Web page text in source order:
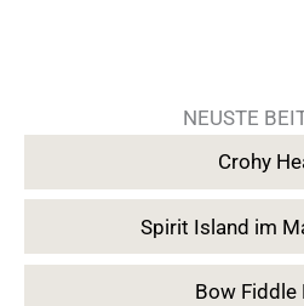
NEUSTE
Crohy
Spirit Island im
Bow Fiddle